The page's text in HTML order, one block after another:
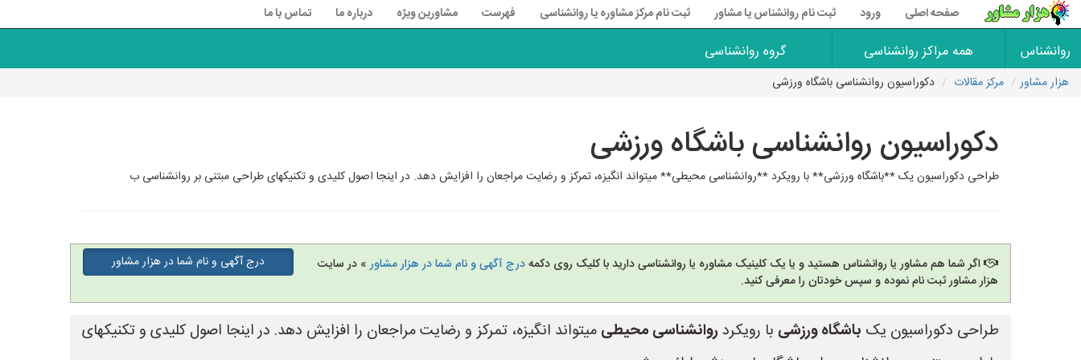
صفحه اصلی ورود ثبت نام روانشناس یا مشاور ثبت نام مرکز مشاوره یا روانشناسی فهرست مشاورین ویژه درباره ما تماس با ما
روانشناس همه مراکز روانشناسی گروه روانشناسی
هزار مشاور مرکز مقالات دکوراسیون روانشناسی باشگاه ورزشی
دکوراسیون روانشناسی باشگاه ورزشی
طراحی دکوراسیون یک **باشگاه ورزشی** با رویکرد **روانشناسی محیطی** میتواند انگیزه، تمرکز و رضایت مراجعان را افزایش دهد. در اینجا اصول کلیدی و تکنیکهای طراحی مبتنی بر روانشناسی ب
اگر شما هم مشاور یا روانشناس هستید و یا یک کلینیک مشاوره یا روانشناسی دارید با کلیک روی دکمهدرج آگهی و نام شما در هزار مشاور» در سایت
هزار مشاور ثبت نام نموده و سپس خودتان را معرفی کنید.
درج آگهی و نام شما در هزار مشاور
طراحی دکوراسیون یک باشگاه ورزشی با رویکردروانشناسی محیطی میتواند انگیزه، تمرکز و رضایت مراجعان را افزایش دهد. در اینجا اصول کلیدی و تکنیکهای